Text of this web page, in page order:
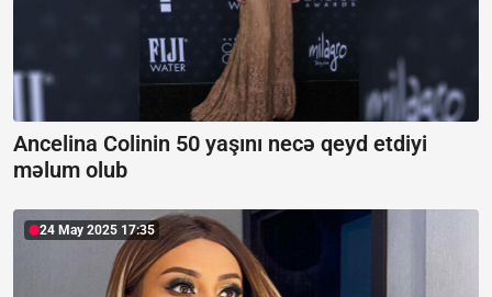
Ancelina Colinin 50 yaşını necə qeyd etdiyi
məlum olub
24 May 2025 17:35